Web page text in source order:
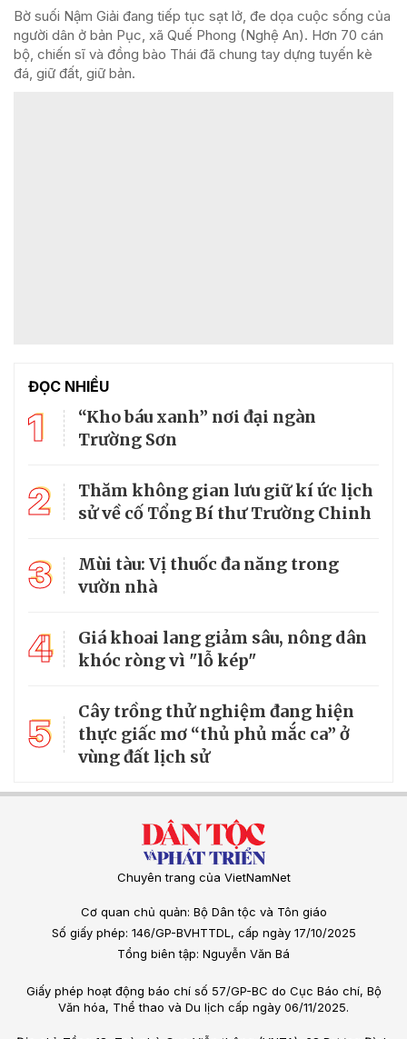
Bờ suối Nậm Giải đang tiếp tục sạt lở, đe dọa cuộc sống của
người dân ở bản Pục, xã Quế Phong (Nghệ An). Hơn 70 cán
bộ, chiến sĩ và đồng bào Thái đã chung tay dựng tuyến kè
đá, giữ đất, giữ bản.
ĐỌC NHIỀU
1
“Kho báu xanh” nơi đại ngàn
Trường Sơn
2
Thăm không gian lưu giữ kí ức lịch
sử về cố Tổng Bí thư Trường Chinh
3
Mùi tàu: Vị thuốc đa năng trong
vườn nhà
4
Giá khoai lang giảm sâu, nông dân
khóc ròng vì "lỗ kép"
5
Cây trồng thử nghiệm đang hiện
thực giấc mơ “thủ phủ mắc ca” ở
vùng đất lịch sử
Chuyên trang của VietNamNet
Cơ quan chủ quản: Bộ Dân tộc và Tôn giáo
Số giấy phép: 146/GP-BVHTTDL, cấp ngày 17/10/2025
Tổng biên tập: Nguyễn Văn Bá
Giấy phép hoạt động báo chí số 57/GP-BC do Cục Báo chí, Bộ
Văn hóa, Thể thao và Du lịch cấp ngày 06/11/2025.